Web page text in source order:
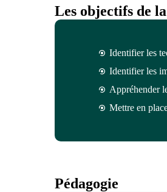
Les objectifs de
Identifier les
Identifier les
Appréhender
Mettre en
Pédagogie